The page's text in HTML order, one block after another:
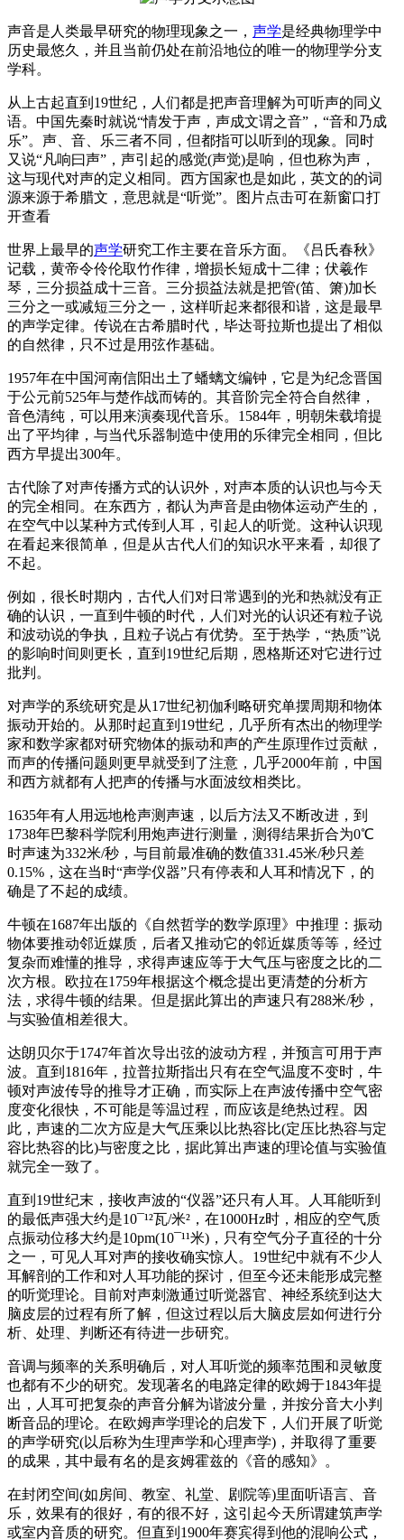
声音是人类最早研究的物理现象之一， 声学是经典物理学中
历史最悠久，并且当前仍处在前沿地位的唯一的物理学分支
学科。
从上古起直到19世纪，人们都是把声音理解为可听声的同义
语。中国先秦时就说“情发于声，声成文谓之音”，“音和乃成
乐”。声、音、乐三者不同，但都指可以听到的现象。同时
又说“凡响曰声”，声引起的感觉(声觉)是响，但也称为声，
这与现代对声的定义相同。西方国家也是如此，英文的的词
源来源于希腊文，意思就是“听觉”。图片点击可在新窗口打
开查看
世界上最早的声学研究工作主要在音乐方面。《吕氏春秋》
记载，黄帝令伶伦取竹作律，增损长短成十二律；伏羲作
琴，三分损益成十三音。三分损益法就是把管(笛、箫)加长
三分之一或减短三分之一，这样听起来都很和谐，这是最早
的声学定律。传说在古希腊时代，毕达哥拉斯也提出了相似
的自然律，只不过是用弦作基础。
1957年在中国河南信阳出土了蟠螭文编钟，它是为纪念晋国
于公元前525年与楚作战而铸的。其音阶完全符合自然律，
音色清纯，可以用来演奏现代音乐。1584年，明朝朱载堉提
出了平均律，与当代乐器制造中使用的乐律完全相同，但比
西方早提出300年。
古代除了对声传播方式的认识外，对声本质的认识也与今天
的完全相同。在东西方，都认为声音是由物体运动产生的，
在空气中以某种方式传到人耳，引起人的听觉。这种认识现
在看起来很简单，但是从古代人们的知识水平来看，却很了
不起。
例如，很长时期内，古代人们对日常遇到的光和热就没有正
确的认识，一直到牛顿的时代，人们对光的认识还有粒子说
和波动说的争执，且粒子说占有优势。至于热学，“热质”说
的影响时间则更长，直到19世纪后期，恩格斯还对它进行过
批判。
对声学的系统研究是从17世纪初伽利略研究单摆周期和物体
振动开始的。从那时起直到19世纪，几乎所有杰出的物理学
家和数学家都对研究物体的振动和声的产生原理作过贡献，
而声的传播问题则更早就受到了注意，几乎2000年前，中国
和西方就都有人把声的传播与水面波纹相类比。
1635年有人用远地枪声测声速，以后方法又不断改进，到
1738年巴黎科学院利用炮声进行测量，测得结果折合为0℃
时声速为332米/秒，与目前最准确的数值331.45米/秒只差
0.15%，这在当时“声学仪器”只有停表和人耳和情况下，的
确是了不起的成绩。
牛顿在1687年出版的《自然哲学的数学原理》中推理：振动
物体要推动邻近媒质，后者又推动它的邻近媒质等等，经过
复杂而难懂的推导，求得声速应等于大气压与密度之比的二
次方根。欧拉在1759年根据这个概念提出更清楚的分析方
法，求得牛顿的结果。但是据此算出的声速只有288米/秒，
与实验值相差很大。
达朗贝尔于1747年首次导出弦的波动方程，并预言可用于声
波。直到1816年，拉普拉斯指出只有在空气温度不变时，牛
顿对声波传导的推导才正确，而实际上在声波传播中空气密
度变化很快，不可能是等温过程，而应该是绝热过程。因
此，声速的二次方应是大气压乘以比热容比(定压比热容与定
容比热容的比)与密度之比，据此算出声速的理论值与实验值
就完全一致了。
直到19世纪末，接收声波的“仪器”还只有人耳。人耳能听到
的最低声强大约是10¯¹²瓦/米²，在1000Hz时，相应的空气质
点振动位移大约是10pm(10¯¹¹米)，只有空气分子直径的十分
之一，可见人耳对声的接收确实惊人。19世纪中就有不少人
耳解剖的工作和对人耳功能的探讨，但至今还未能形成完整
的听觉理论。目前对声刺激通过听觉器官、神经系统到达大
脑皮层的过程有所了解，但这过程以后大脑皮层如何进行分
析、处理、判断还有待进一步研究。
音调与频率的关系明确后，对人耳听觉的频率范围和灵敏度
也都有不少的研究。发现著名的电路定律的欧姆于1843年提
出，人耳可把复杂的声音分解为谐波分量，并按分音大小判
断音品的理论。在欧姆声学理论的启发下，人们开展了听觉
的声学研究(以后称为生理声学和心理声学)，并取得了重要
的成果，其中最有名的是亥姆霍兹的《音的感知》。
在封闭空间(如房间、教室、礼堂、剧院等)里面听语言、音
乐，效果有的很好，有的很不好，这引起今天所谓建筑声学
或室内音质的研究。但直到1900年赛宾得到他的混响公式，